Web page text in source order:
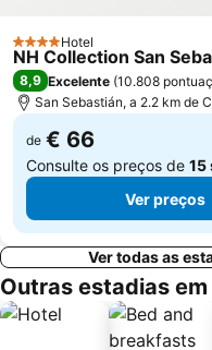
Quais de la Nive
4 Estrelas
Hotel
NH Collection San
8,9 Excelente (10.808
San Sebastián, a 2.2 km de
de € 66
Consulte os preços de 15
Ver preços
Ver todas as
Outras estadias